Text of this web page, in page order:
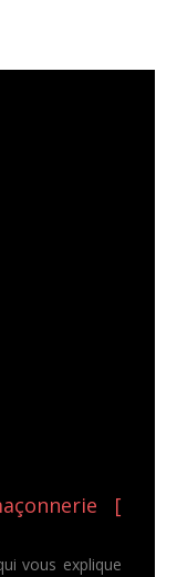
[
vous explique